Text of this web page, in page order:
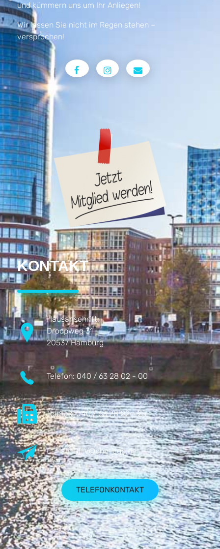
und kümmern uns um Ihr Anliegen!
Wir lassen Sie nicht im Regen stehen –
versprochen!
KONTAKT
Hausanschrift:
Droopweg 31
20537 Hamburg
Telefon: 040 / 63 28 02 - 00
Telefax:040 / 63 28 02 - 25
E-Mail:DHV@dhv-cgb.de
TELEFONKONTAKT